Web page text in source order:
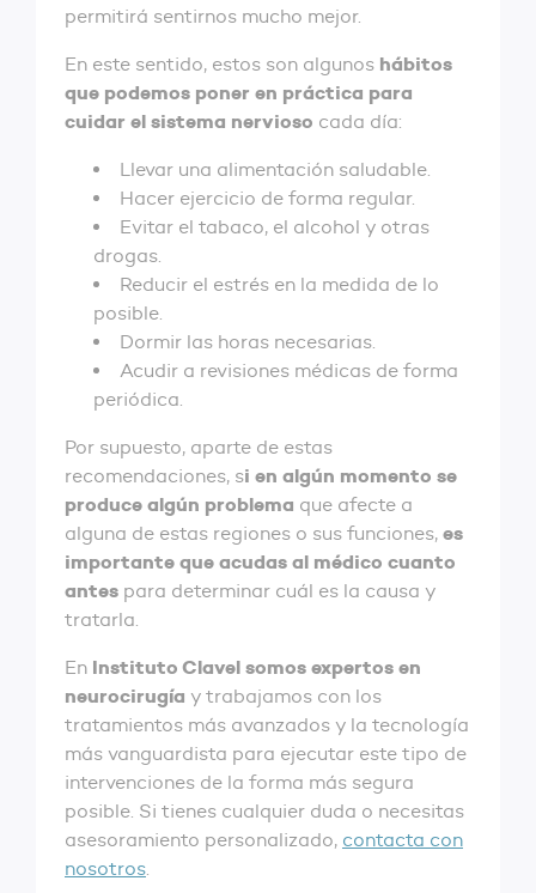
permitirá sentirnos mucho mejor.
En este sentido, estos son algunos hábitos
que podemos poner en práctica para
cuidar el sistema nervioso cada día:
Llevar una alimentación saludable.
Hacer ejercicio de forma regular.
Evitar el tabaco, el alcohol y otras
drogas.
Reducir el estrés en la medida de lo
posible.
Dormir las horas necesarias.
Acudir a revisiones médicas de forma
periódica.
Por supuesto, aparte de estas
recomendaciones, si en algún momento se
produce algún problema que afecte a
alguna de estas regiones o sus funciones, es
importante que acudas al médico cuanto
antes para determinar cuál es la causa y
tratarla.
En Instituto Clavel somos expertos en
neurocirugía y trabajamos con los
tratamientos más avanzados y la tecnología
más vanguardista para ejecutar este tipo de
intervenciones de la forma más segura
posible. Si tienes cualquier duda o necesitas
asesoramiento personalizado, contacta con
nosotros.